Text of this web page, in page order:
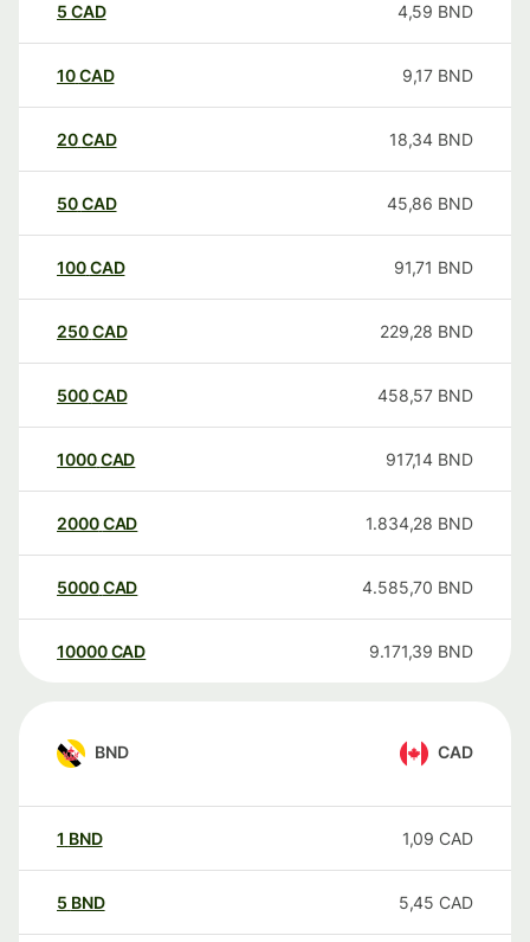
5 CAD 4,59 BND
10CAD 9,17 BND
20CAD 18,34 BND
50CAD 45,86 BND
100CAD 91,71 BND
250CAD 229,28 BND
500CAD 458,57 BND
1000CAD 917,14 BND
2000CAD 1.834,28 BND
5000CAD 4.585,70 BND
10000 CAD 9.171,39 BND
BND CAD
1 BND 1,09 CAD
5 BND 5,45 CAD